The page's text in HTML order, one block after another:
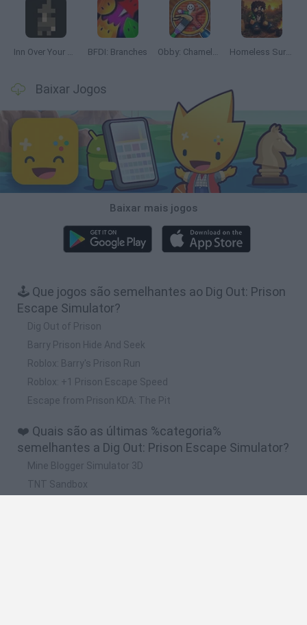
Inn Over Your Head BFDI: Branches Obby: Chameleon: Paint & Hide Homeless Survival Online
Baixar Jogos
Baixar mais jogos
🕹️ Que jogos são semelhantes ao Dig Out: Prison
Escape Simulator?
Dig Out of Prison
Barry Prison Hide And Seek
Roblox: Barry's Prison Run
Roblox: +1 Prison Escape Speed
Escape from Prison KDA: The Pit
❤️ Quais são as últimas %categoria%
semelhantes a Dig Out: Prison Escape Simulator?
Mine Blogger Simulator 3D
TNT Sandbox